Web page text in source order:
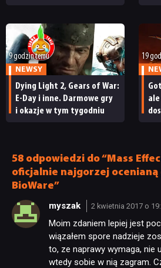
ma subskrybentów
9 godzin temu
NEWSY
Dying Light 2, Gears of War:
E-Day i inne. Darmowe gry
i okazje w tym tygodniu
19
58 odpowiedzi do “Mass
oficjalnie najgorzej
BioWare”
myszak 2 kwietnia 2017 o
Moim zdaniem lepiej jest
wiązałem spore nadzieje
to, ze naprawy wymaga, nie
wtedy sobie w nią zagram.